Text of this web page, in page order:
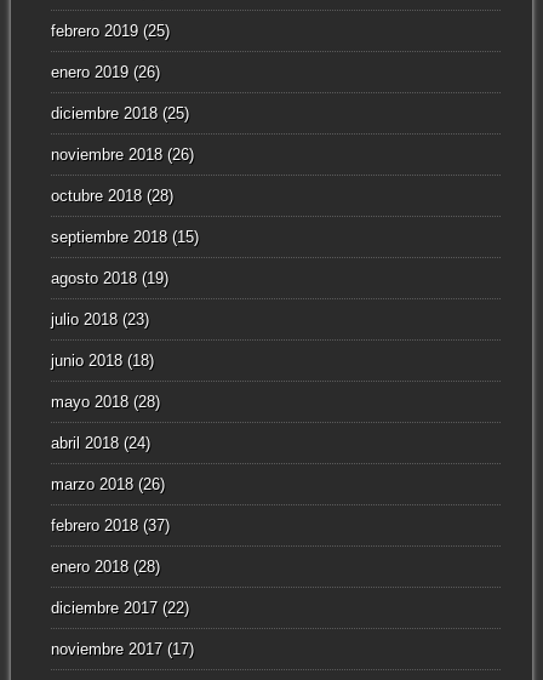
febrero 2019(25)
enero 2019(26)
diciembre 2018(25)
noviembre 2018(26)
octubre 2018(28)
septiembre 2018(15)
agosto 2018(19)
julio 2018(23)
junio 2018(18)
mayo 2018(28)
abril 2018(24)
marzo 2018(26)
febrero 2018(37)
enero 2018(28)
diciembre 2017(22)
noviembre 2017(17)